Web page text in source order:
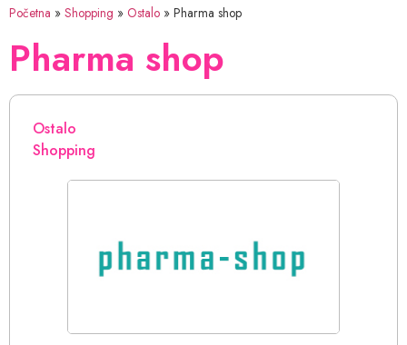
Početna » Shopping » Ostalo » Pharma shop
Pharma shop
Ostalo
Shopping